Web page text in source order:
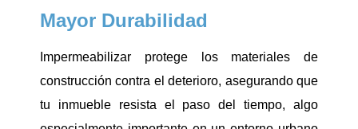
Mayor Durabilidad
Impermeabilizar protege los materiales de
construcción contra el deterioro, asegurando que
tu inmueble resista el paso del tiempo, algo